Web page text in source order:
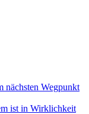
nächsten Wegpunkt
ist in Wirklichkeit